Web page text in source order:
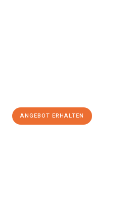
ANGEBOT ERHALTEN